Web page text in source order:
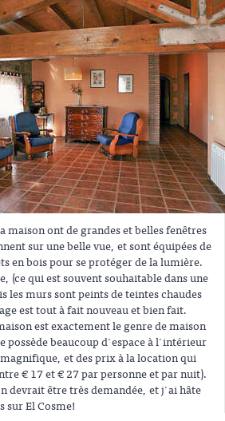
maison ont de grandes et belles fenêtres
sur une belle vue, et sont équipées de
en bois pour se protéger de la lumière.
(ce qui est souvent souhaitable dans une
les murs sont peints de teintes chaudes
est tout à fait nouveau et bien fait.
est exactement le genre de maison
possède beaucoup d'espace à l'intérieur
et des prix à la location qui
€ 17 et € 27 par personne et par nuit).
devrait être très demandée, et j'ai hâte
sur El Cosme!